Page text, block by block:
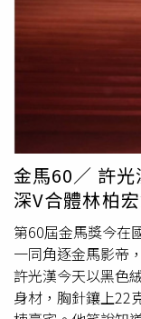
這次抽獎的費用來
「MrBeast」表示
此決定先上傳1部
獲得了超過1億5
（約新台幣826萬
Donaldson，於
YouTuber，年收
是世界上最大的個
YouTube紅鑽石獎
他經常砸大錢在拍
括但不限於幫助低
等。
金馬60／ 許
深V合體林柏
第60屆金馬獎今在
一同角逐金馬影帝
許光漢今天以黑色
身材，胸針鑲上22